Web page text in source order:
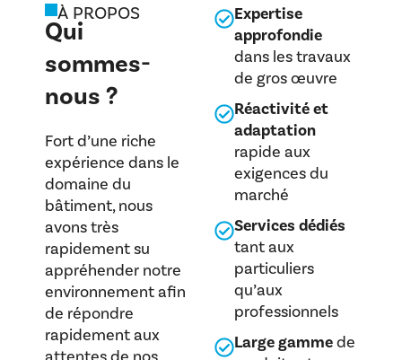
À PROPOS
Qui
sommes-
nous ?
Fort d’une riche
expérience dans le
domaine du
bâtiment, nous
avons très
rapidement su
appréhender notre
environnement afin
de répondre
rapidement aux
Expertise
approfondie
dans les travaux
de gros œuvre
Réactivité et
adaptation
rapide aux
exigences du
marché
Services dédiés
tant aux
particuliers
qu’aux
professionnels
Large gammede